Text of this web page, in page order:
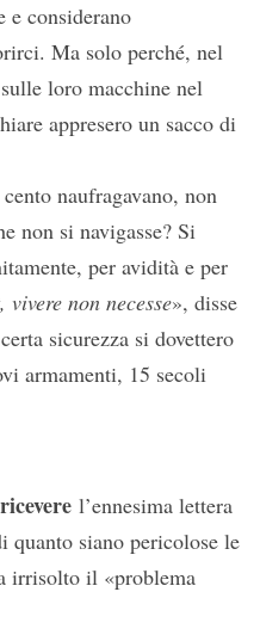
e considerano
Ma solo perché, nel
loro macchine nel
appresero un sacco di
naufragavano, non
non si navigasse? Si
per avidità e per
vivere non necesse», disse
sicurezza si dovettero
armamenti, 15 secoli
l’ennesima lettera
siano pericolose le
irrisolto il «problema